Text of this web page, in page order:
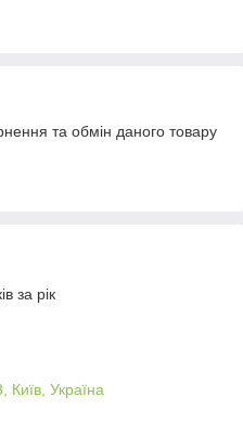
та обмін даного товару
за рік
Україна